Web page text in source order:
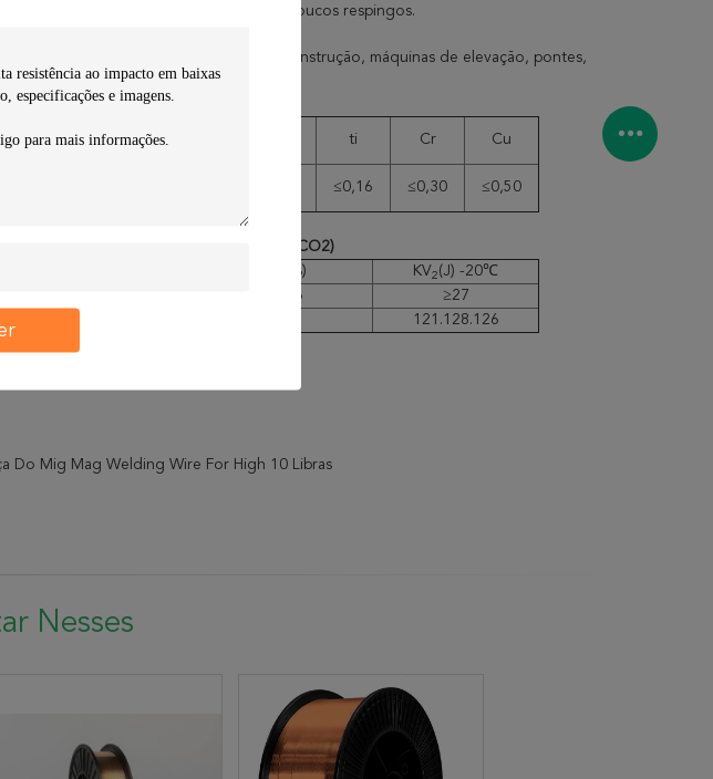
em todas as posições, arco estável e poucos respingos.
690MPa, como máquinas de construção, máquinas de elevação, pontes,
navios, vasos de pressão, etc.
Composição química
S P ti Cr Cu
≤0,16 ≤0,30 ≤0,50
Ar+20%CO2)
A(%) KV2(J) -20℃
≥16
≥27
121.128.126
Do Mig Mag Welding Wire For High 10 Libras
Nesses